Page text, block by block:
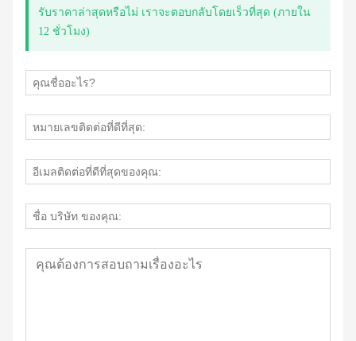
รับราคาล่าสุดหรือไม่ เราจะตอบกลับโดยเร็วที่สุด (ภายใน
12 ชั่วโมง)